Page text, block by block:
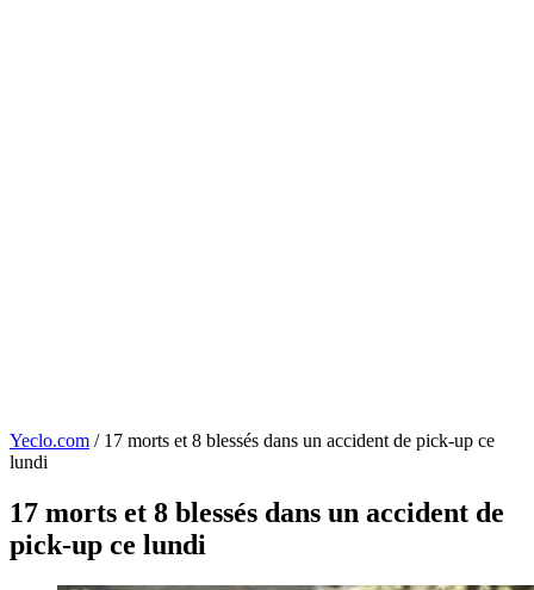
Yeclo.com / 17 morts et 8 blessés dans un accident de pick-up ce
lundi
17 morts et 8 blessés dans un accident de
pick-up ce lundi